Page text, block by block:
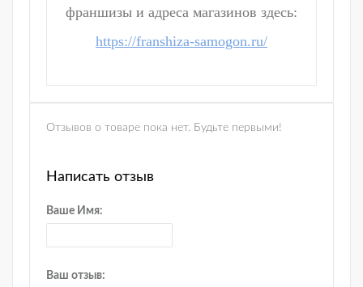
франшизы и адреса магазинов здесь:
https://franshiza-samogon.ru/
Отзывов о товаре пока нет. Будьте первыми!
Написать отзыв
Ваше Имя:
Ваш отзыв: